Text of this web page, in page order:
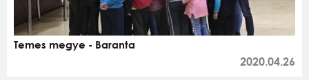
Temes megye - Baranta
2020.04.26